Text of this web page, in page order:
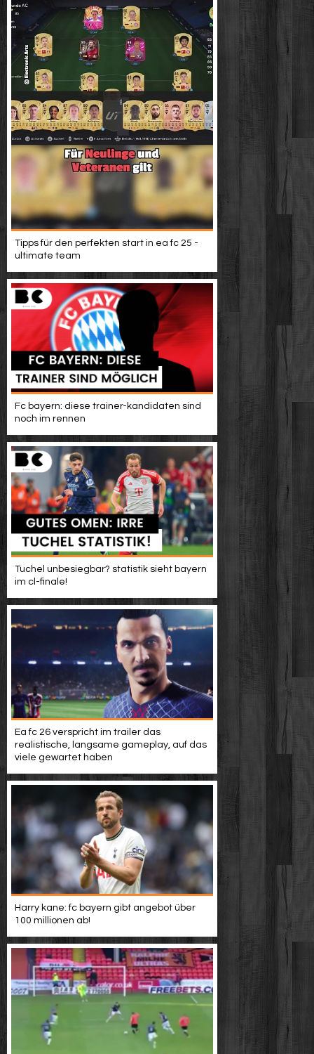
Tipps für den perfekten start in ea fc 25 -
ultimate team
Fc bayern: diese trainer-kandidaten sind
noch im rennen
Tuchel unbesiegbar? statistik sieht bayern
im cl-finale!
Ea fc 26 verspricht im trailer das
realistische, langsame gameplay, auf das
viele gewartet haben
Harry kane: fc bayern gibt angebot über
100 millionen ab!